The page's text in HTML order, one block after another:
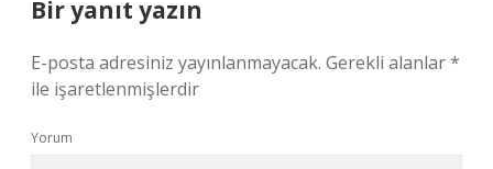
Bir yanıt yazın
E-posta adresiniz yayınlanmayacak. Gerekli alanlar*
ile işaretlenmişlerdir
Yorum